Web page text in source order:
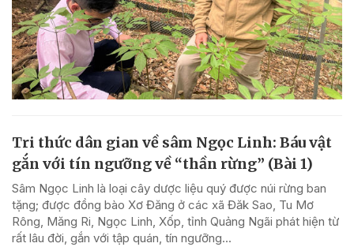
Tri thức dân gian về sâm Ngọc Linh: Báu vật
gắn với tín ngưỡng về “thần rừng” (Bài 1)
Sâm Ngọc Linh là loại cây dược liệu quý được núi rừng ban
tặng; được đồng bào Xơ Đăng ở các xã Đăk Sao, Tu Mơ
Rông, Măng Ri, Ngọc Linh, Xốp, tỉnh Quảng Ngãi phát hiện từ
rất lâu đời, gắn với tập quán, tín ngưỡng...